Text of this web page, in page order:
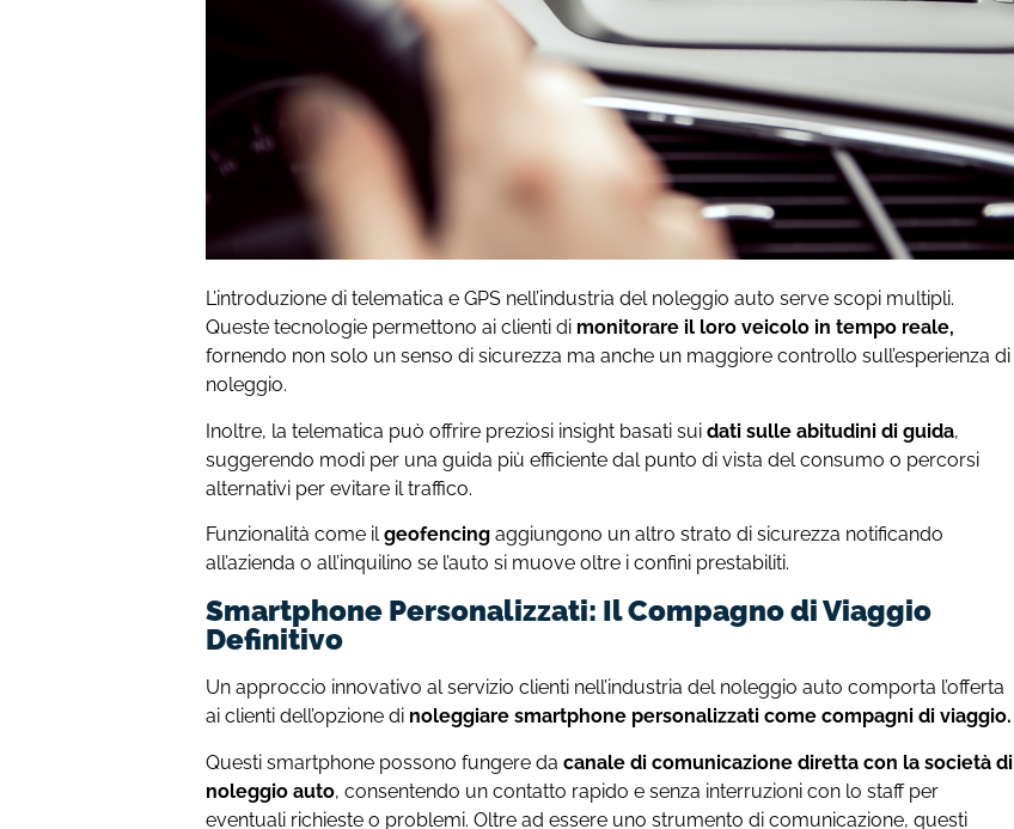
L’introduzione di telematica e GPS nell’industria del noleggio auto serve scopi multipli.
Queste tecnologie permettono ai clienti di monitorare il loro veicolo in tempo reale,
fornendo non solo un senso di sicurezza ma anche un maggiore controllo sull’esperienza di
noleggio.
Inoltre, la telematica può offrire preziosi insight basati sui dati sulle abitudini di guida,
suggerendo modi per una guida più efficiente dal punto di vista del consumo o percorsi
alternativi per evitare il traffico.
Funzionalità come il geofencing aggiungono un altro strato di sicurezza notificando
all’azienda o all’inquilino se l’auto si muove oltre i confini prestabiliti.
Smartphone Personalizzati: Il Compagno di Viaggio
Definitivo
Un approccio innovativo al servizio clienti nell’industria del noleggio auto comporta l’offerta
ai clienti dell’opzione di noleggiare smartphone personalizzati come compagni di viaggio.
Questi smartphone possono fungere da canale di comunicazione diretta con la società di
noleggio auto, consentendo un contatto rapido e senza interruzioni con lo staff per
eventuali richieste o problemi. Oltre ad essere uno strumento di comunicazione, questi